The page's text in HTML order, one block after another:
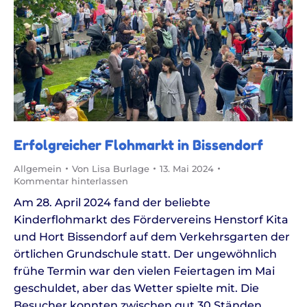
Erfolgreicher Flohmarkt in Bissendorf
Allgemein Von Lisa Burlage
13. Mai 2024
Kommentar hinterlassen
Am 28. April 2024 fand der beliebte
Kinderflohmarkt des Fördervereins Henstorf Kita
und Hort Bissendorf auf dem Verkehrsgarten der
örtlichen Grundschule statt. Der ungewöhnlich
frühe Termin war den vielen Feiertagen im Mai
geschuldet, aber das Wetter spielte mit. Die